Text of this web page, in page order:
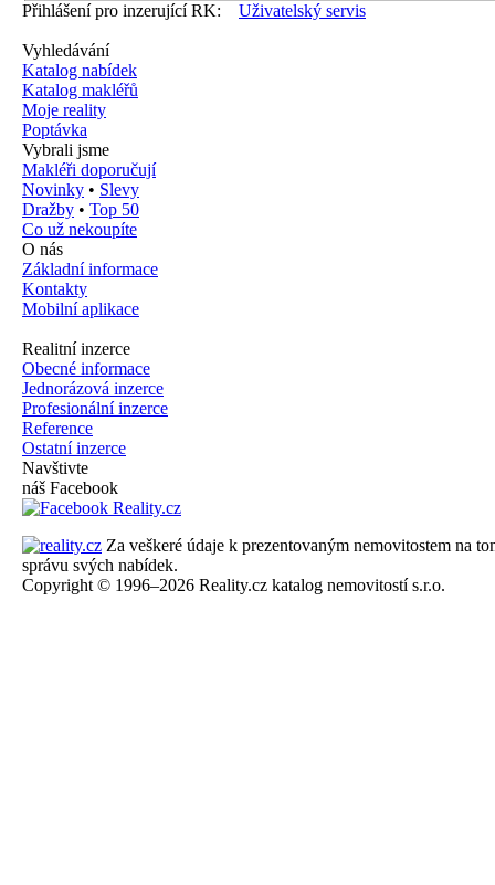
Přihlášení pro inzerující RK:
Uživatelský servis
Vyhledávání
Katalog nabídek
Katalog makléřů
Moje reality
Poptávka
Vybrali jsme
Makléři doporučují
Novinky • Slevy
Dražby • Top 50
Co už nekoupíte
O nás
Základní informace
Kontakty
Mobilní aplikace
Realitní inzerce
Obecné informace
Jednorázová inzerce
Profesionální inzerce
Reference
Ostatní inzerce
Navštivte
náš Facebook
Za veškeré údaje k prezentovaným nemovitostem na
správu svých nabídek.
Copyright © 1996–2026 Reality.cz katalog nemovitostí s.r.o.